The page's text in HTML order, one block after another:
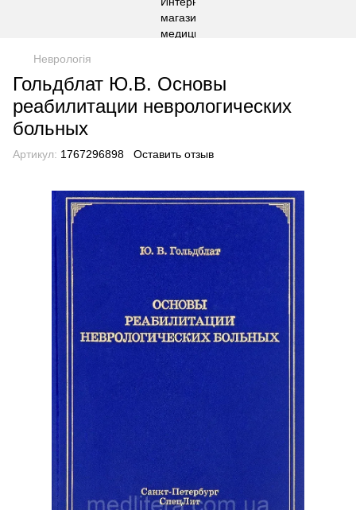
Неврологія
Гольдблат Ю.В. Основы
реабилитации неврологических
больных
Артикул: 1767296898 Оставить отзыв